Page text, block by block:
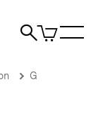
Suche
Artikel
im
G